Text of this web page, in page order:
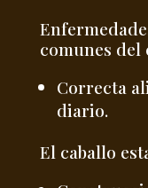
comunes del
Correcta
diario.
El caballo